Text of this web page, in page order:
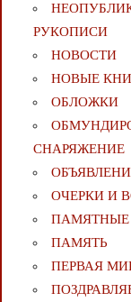
РУКОПИСИ
НОВОСТИ
НОВЫЕ
ОБЛОЖКИ
СНАРЯЖЕНИЕ
ОЧЕРКИ И
ПАМЯТНЫЕ
ПАМЯТЬ
ПЕРВАЯ